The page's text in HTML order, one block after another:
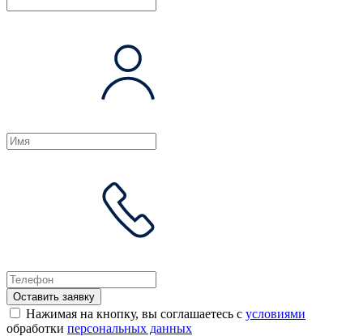
Оставить заявку
Нажимая на кнопку, вы соглашаетесь с условиями
обработки персональных данных